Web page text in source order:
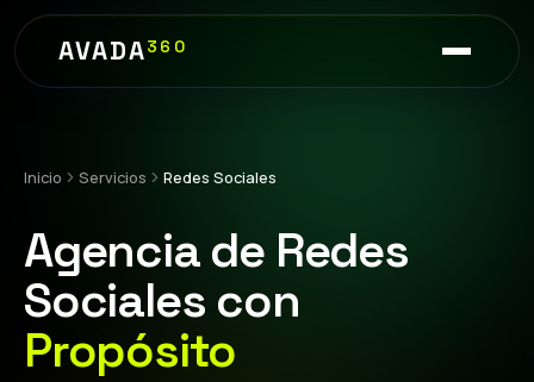
AVADA360
Inicio Servicios Redes Sociales
Agencia de Redes
Sociales con
Propósito